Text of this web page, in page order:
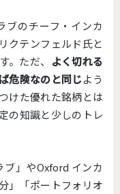
ブのチーフ・インカ
クテンフェルド氏と
。ただ、
よく切れる
危険なのと同じよう
けた優れた銘柄とは
の知識と少しのトレ
」やOxford インカ
」「ポートフォリオ